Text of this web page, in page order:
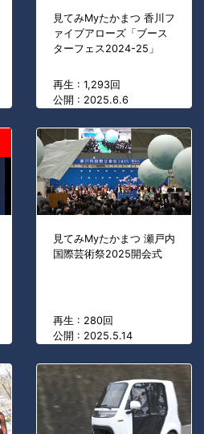
見てみMyたかまつ 香川フ
ァイブアローズ「ブース
ターフェス2024-25」
再生 : 1,293回
公開 : 2025.6.6
見てみMyたかまつ 瀬戸内
国際芸術祭2025開会式
再生 : 280回
公開 : 2025.5.14